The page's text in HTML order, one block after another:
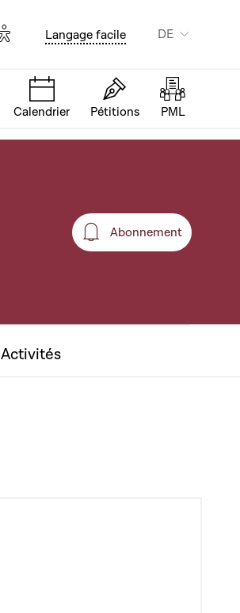
Options d'accessibilité
Langage facile DE
Calendrier Pétitions PML
Abonnement
Abonnement
Activités